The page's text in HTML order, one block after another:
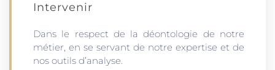
Intervenir
Dans le respect de la déontologie de notre
métier, en se servant de notre expertise et de
nos outils d’analyse.